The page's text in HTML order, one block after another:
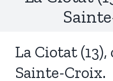
La Ciotat
Sainte-Croix.